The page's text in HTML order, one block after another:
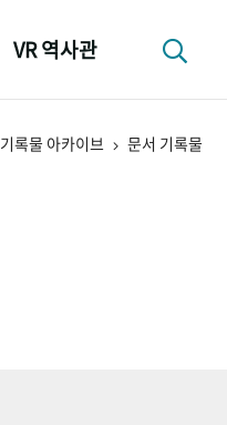
VR 역사관
기록물 아카이브 문서 기록물